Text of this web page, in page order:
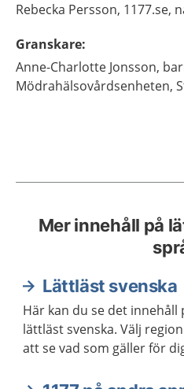
Rebecka Persson, 1177.se,
Granskare:
Anne-Charlotte Jonsson,
Mödrahälsovårdsenheten,
Mer innehåll på
Lättläst svenska
Här kan du se det innehåll
lättläst svenska. Välj
att se vad som gäller för